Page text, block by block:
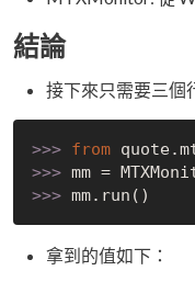
結論
接下來只需要三個
>>> from
>>>
>>>
拿到的值如下：